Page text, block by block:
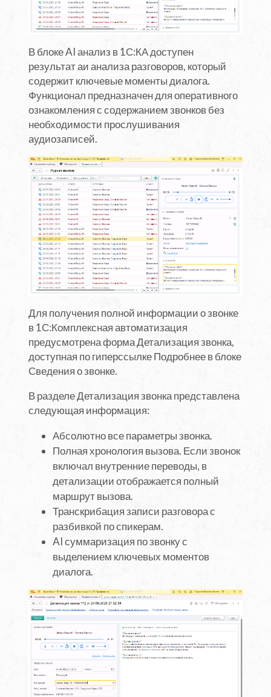
В блоке AI анализ в 1С:КА доступен
результат аи анализа разговоров, который
содержит ключевые моменты диалога.
Функционал предназначен для оперативного
ознакомления с содержанием звонков без
необходимости прослушивания
аудиозаписей.
Для получения полной информации о звонке
в 1С:Комплексная автоматизация
предусмотрена форма Детализация звонка,
доступная по гиперссылке Подробнее в блоке
Сведения о звонке.
В разделе Детализация звонка представлена
следующая информация:
Абсолютно все параметры звонка.
Полная хронология вызова. Если звонок
включал внутренние переводы, в
детализации отображается полный
маршрут вызова.
Транскрибация записи разговора с
разбивкой по спикерам.
AI суммаризация по звонку с
выделением ключевых моментов
диалога.